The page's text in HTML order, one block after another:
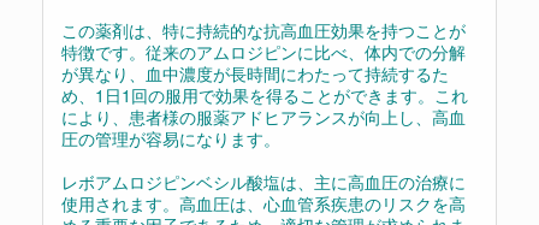
この薬剤は、特に持続的な抗高血圧効果を持つことが
特徴です。従来のアムロジピンに比べ、体内での分解
が異なり、血中濃度が長時間にわたって持続するた
め、1日1回の服用で効果を得ることができます。これ
により、患者様の服薬アドヒアランスが向上し、高血
圧の管理が容易になります。
レボアムロジピンベシル酸塩は、主に高血圧の治療に
使用されます。高血圧は、心血管系疾患のリスクを高